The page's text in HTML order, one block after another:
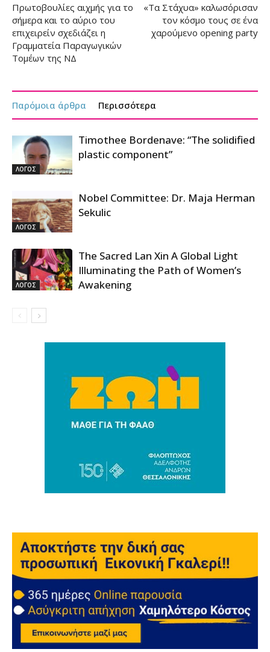
Πρωτοβουλίες αιχμής για το
σήμερα και το αύριο του
επιχειρείν σχεδιάζει η
Γραμματεία Παραγωγικών
Τομέων της ΝΔ
«Τα Στάχυα» καλωσόρισαν
τον κόσμο τους σε ένα
χαρούμενο opening party
Παρόμοια άρθρα Περισσότερα
ΛΟΓΟΣ
Timothee Bordenave: “The solidified
plastic component”
ΛΟΓΟΣ
Nobel Committee: Dr. Maja Herman
Sekulic
ΛΟΓΟΣ
The Sacred Lan Xin A Global Light
Illuminating the Path of Women’s
Awakening